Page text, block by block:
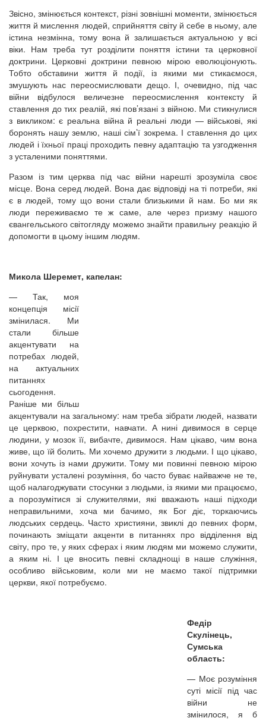
Звісно, змінюється контекст, різні зовнішні моменти, змінюється
життя й мислення людей, сприйняття світу й себе в ньому, але
істина незмінна, тому вона й залишається актуальною у всі
віки. Нам треба тут розділити поняття істини та церковної
доктрини. Церковні доктрини певною мірою еволюціонують.
Тобто обставини життя й події, із якими ми стикаємося,
змушують нас переосмислювати дещо. І, очевидно, під час
війни відбулося величезне переосмислення контексту й
ставлення до тих реалій, які пов’язані з війною. Ми стикнулися
з викликом: є реальна війна й реальні люди — військові, які
боронять нашу землю, наші сім’ї зокрема. І ставлення до цих
людей і їхньої праці проходить певну адаптацію та узгодження
з усталеними поняттями.
Разом із тим церква під час війни нарешті зрозуміла своє
місце. Вона серед людей. Вона дає відповіді на ті потреби, які
є в людей, тому що вони стали близькими й нам. Бо ми як
люди переживаємо те ж саме, але через призму нашого
євангельського світогляду можемо знайти правильну реакцію й
допомогти в цьому іншим людям.
Микола Шеремет, капелан:
— Так, моя
концепція місії
змінилася. Ми
стали більше
акцентувати на
потребах людей,
на актуальних
питаннях
сьогодення.
Раніше ми більш
акцентували на загальному: нам треба зібрати людей, назвати
це церквою, похрестити, навчати. А нині дивимося в серце
людини, у мозок її, вибачте, дивимося. Нам цікаво, чим вона
живе, що їй болить. Ми хочемо дружити з людьми. І що цікаво,
вони хочуть із нами дружити. Тому ми повинні певною мірою
руйнувати усталені розуміння, бо часто буває найважче не те,
щоб налагоджувати стосунки з людьми, із якими ми працюємо,
а порозумітися зі служителями, які вважають наші підходи
неправильними, хоча ми бачимо, як Бог діє, торкаючись
людських сердець. Часто християни, звиклі до певних форм,
починають зміщати акценти в питаннях про відділення від
світу, про те, у яких сферах і яким людям ми можемо служити,
а яким ні. І це вносить певні складнощі в наше служіння,
особливо військовим, коли ми не маємо такої підтримки
церкви, якої потребуємо.
Федір
Скулінець,
Сумська
область:
— Моє розуміння
суті місії під час
війни не
змінилося, я б